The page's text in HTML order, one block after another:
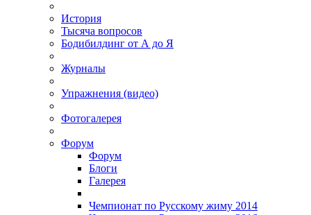
История
Тысяча вопросов
Бодибилдинг от А до Я
Журналы
Упражнения (видео)
Фотогалерея
Форум
Форум
Блоги
Галерея
Чемпионат по Русскому жиму 2014